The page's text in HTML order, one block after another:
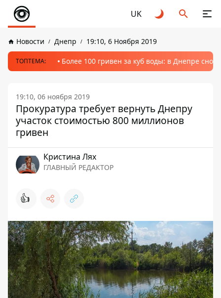
UK
Новости Днепр 19:10, 6 Ноября 2019
ТОПТЕМА: Более 100 гривен за куб воды: в Днепре
19:10, 06 ноября 2019
Прокуратура требует вернуть Днепру
участок стоимостью 800 миллионов
гривен
Кристина Лях
ГЛАВНЫЙ РЕДАКТОР
👍